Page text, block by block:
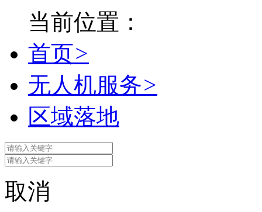
当前位置：
首页>
无人机服务>
区域落地
取消